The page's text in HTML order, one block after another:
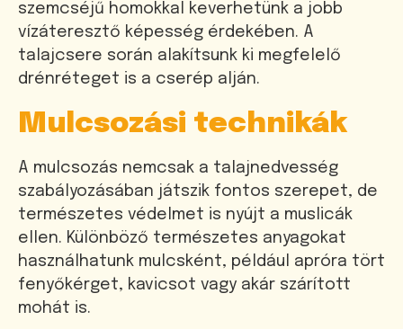
szemcséjű homokkal keverhetünk a jobb
vízáteresztő képesség érdekében. A
talajcsere során alakítsunk ki megfelelő
drénréteget is a cserép alján.
Mulcsozási technikák
A mulcsozás nemcsak a talajnedvesség
szabályozásában játszik fontos szerepet, de
természetes védelmet is nyújt a muslicák
ellen. Különböző természetes anyagokat
használhatunk mulcsként, például apróra tört
fenyőkérget, kavicsot vagy akár szárított
mohát is.